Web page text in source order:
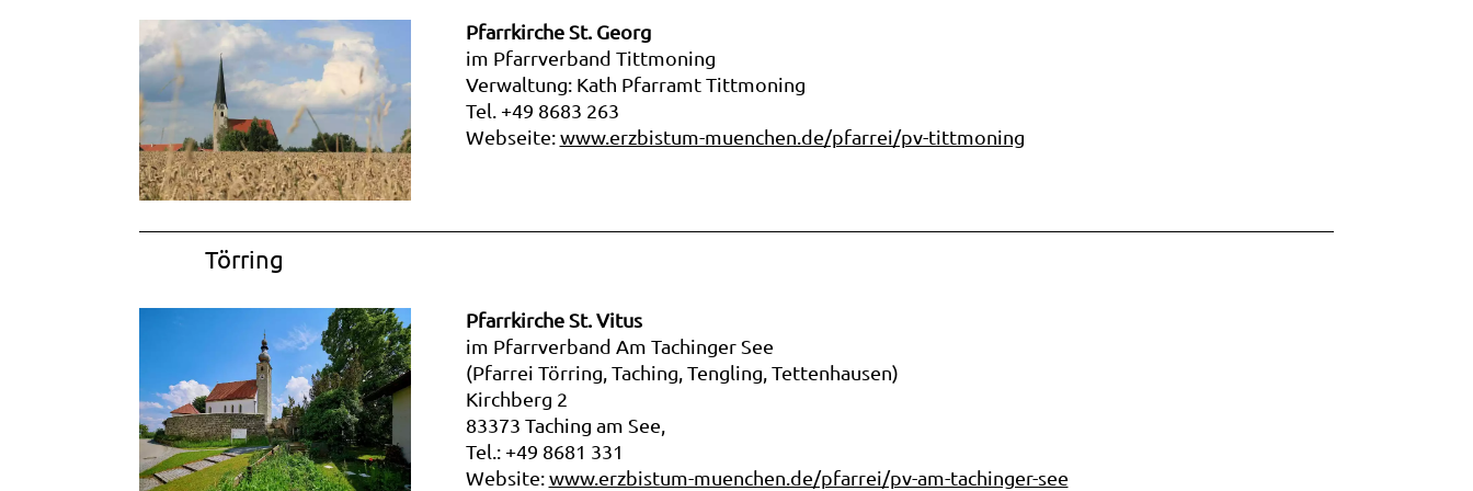
Pfarrkirche St. Georg
im Pfarrverband Tittmoning
Verwaltung: Kath Pfarramt Tittmoning
Tel. +49 8683 263
Webseite: www.erzbistum-muenchen.de/pfarrei/pv-tittmoning
Törring
Pfarrkirche St. Vitus
im Pfarrverband Am Tachinger See
(Pfarrei Törring, Taching, Tengling, Tettenhausen)
Kirchberg 2
83373 Taching am See,
Tel.: +49 8681 331
Website: www.erzbistum-muenchen.de/pfarrei/pv-am-tachinger-see